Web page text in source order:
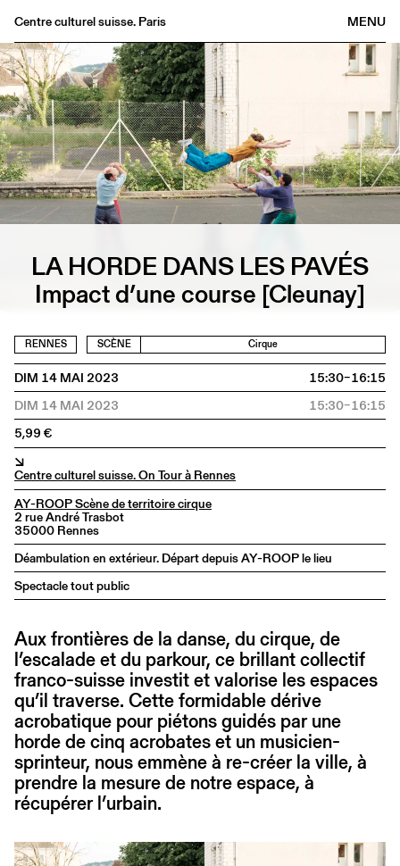
MENU
Centre culturel suisse. Paris
Agenda
Librairie
Buvette
Archives
Médiathèque
Éditions
Informations
/ EN
LA HORDE DANS LES PAVÉS
Impact d’une course [Cleunay]
RENNES SCÈNE Cirque
DIM 14 MAI 2023
15:30–16:15
DIM 14 MAI 2023
15:30–16:15
5,99 €
↘
Centre culturel suisse. On Tour à Rennes
AY-ROOP Scène de territoire cirque
2 rue André Trasbot
35000 Rennes
Déambulation en extérieur. Départ depuis AY-ROOP le lieu
Spectacle tout public
Aux frontières de la danse, du cirque, de
l’escalade et du parkour, ce brillant collectif
franco-suisse investit et valorise les espaces
qu’il traverse. Cette formidable dérive
acrobatique pour piétons guidés par une
horde de cinq acrobates et un musicien-
sprinteur, nous emmène à re-créer la ville, à
prendre la mesure de notre espace, à
récupérer l’urbain.